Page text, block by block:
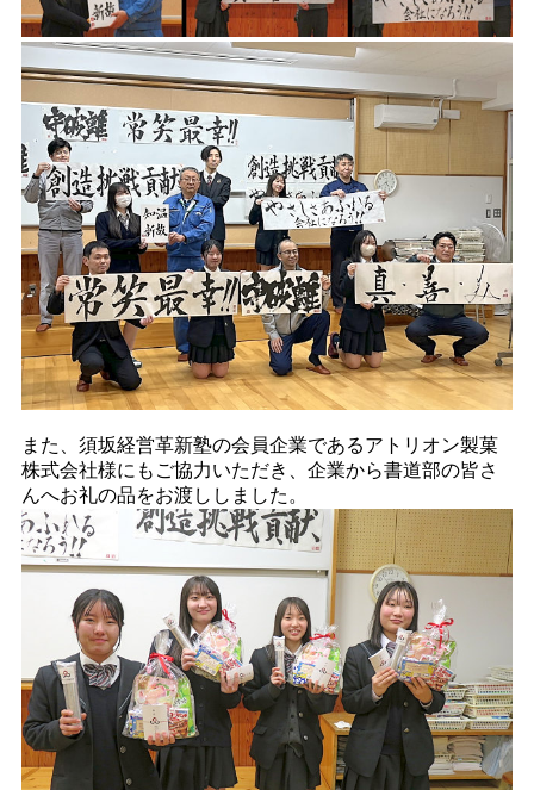
また、須坂経営革新塾の会員企業であるアトリオン製菓
株式会社様にもご協力いただき、企業から書道部の皆さ
んへお礼の品をお渡ししました。